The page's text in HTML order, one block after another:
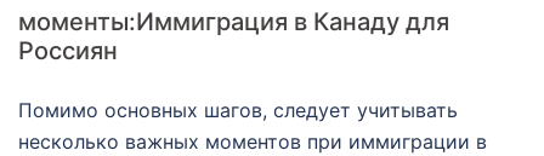
моменты:Иммиграция в Канаду для
Россиян
Помимо основных шагов, следует учитывать
несколько важных моментов при иммиграции в